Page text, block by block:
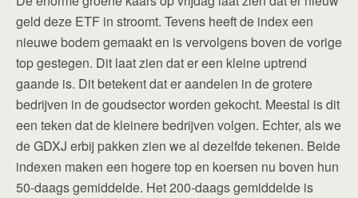
geld deze ETF in stroomt. Tevens heeft de index een
nieuwe bodem gemaakt en is vervolgens boven de vorige
top gestegen. Dit laat zien dat er een kleine uptrend
gaande is. Dit betekent dat er aandelen in de grotere
bedrijven in de goudsector worden gekocht. Meestal is dit
een teken dat de kleinere bedrijven volgen. Echter, als we
de GDXJ erbij pakken zien we al dezelfde tekenen. Beide
indexen maken een hogere top en koersen nu boven hun
50-daags gemiddelde. Het 200-daags gemiddelde is